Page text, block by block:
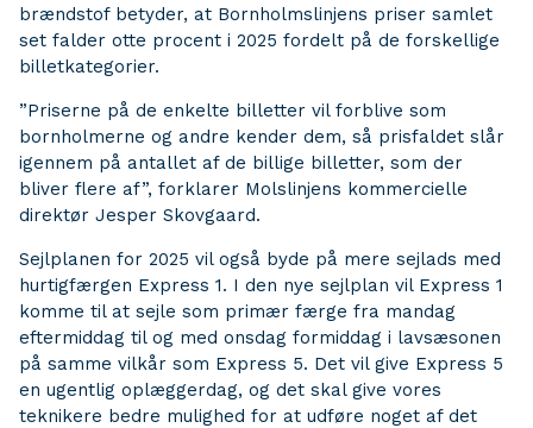
brændstof betyder, at Bornholmslinjens priser samlet
set falder otte procent i 2025 fordelt på de forskellige
billetkategorier.
”Priserne på de enkelte billetter vil forblive som
bornholmerne og andre kender dem, så prisfaldet slår
igennem på antallet af de billige billetter, som der
bliver flere af”, forklarer Molslinjens kommercielle
direktør Jesper Skovgaard.
Sejlplanen for 2025 vil også byde på mere sejlads med
hurtigfærgen Express 1. I den nye sejlplan vil Express 1
komme til at sejle som primær færge fra mandag
eftermiddag til og med onsdag formiddag i lavsæsonen
på samme vilkår som Express 5. Det vil give Express 5
en ugentlig oplæggerdag, og det skal give vores
teknikere bedre mulighed for at udføre noget af det